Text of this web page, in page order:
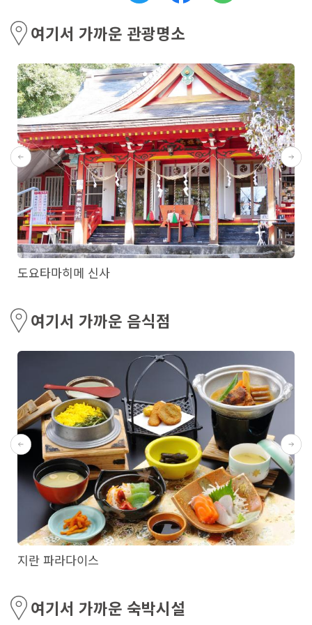
여기서 가까운 관광명소
도요타마히메 신사
여기서 가까운 음식점
지란 파라다이스
여기서 가까운 숙박시설